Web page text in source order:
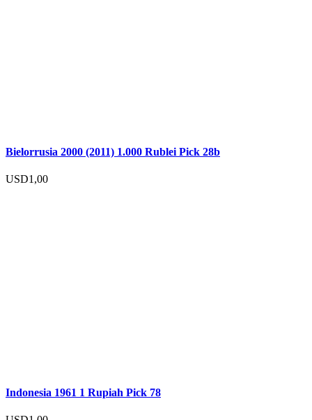
Bielorrusia 2000 (2011) 1.000 Rublei Pick 28b
USD1,00
Indonesia 1961 1 Rupiah Pick 78